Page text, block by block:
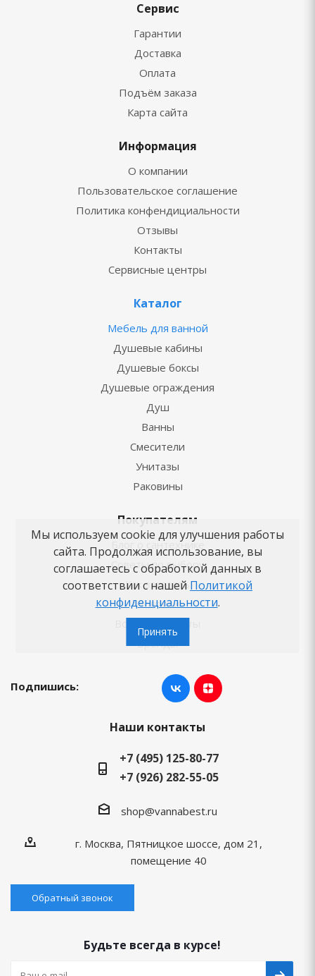
Сервис
Гарантии
Доставка
Оплата
Подъём заказа
Карта сайта
Информация
О компании
Пользовательское соглашение
Политика конфендициальности
Отзывы
Контакты
Сервисные центры
Каталог
Мебель для ванной
Душевые кабины
Душевые боксы
Душевые ограждения
Душ
Ванны
Смесители
Унитазы
Раковины
Покупателям
Блог о сантехнике
Советы по выбору
Как заказать
Новости
Бренды
Подпишись:
Наши контакты
+7 (495) 125-80-77
+7 (926) 282-55-05
shop@vannabest.ru
г. Москва, Пятницкое шоссе, дом 21,
помещение 40
Обратный звонок
Будьте всегда в курсе!
Мы используем cookie для улучшения работы
сайта. Продолжая использование, вы
соглашаетесь с обработкой данных в
соответствии с нашей Политикой
конфиденциальности.
Принять